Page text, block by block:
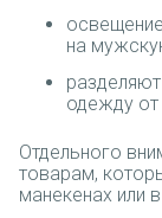
на
одежду от
Отдельного
товарам,
манекенах или